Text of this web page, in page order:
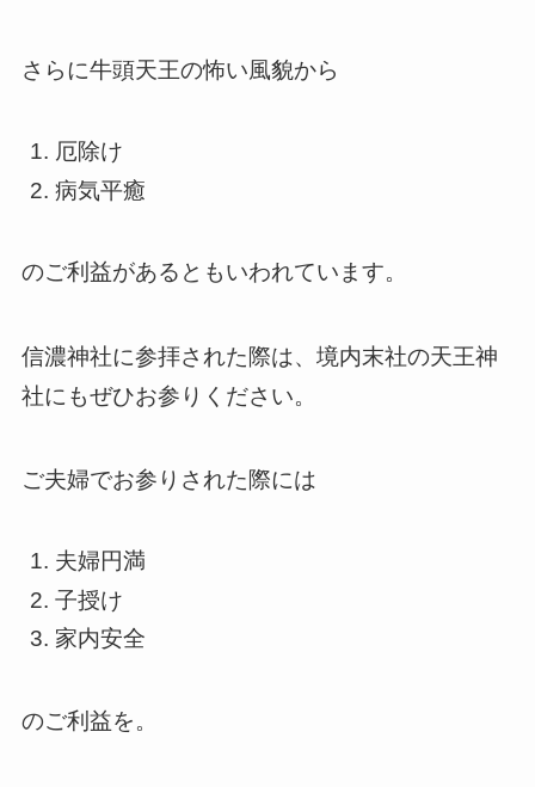
さらに牛頭天王の怖い風貌から
厄除け
病気平癒
のご利益があるともいわれています。
信濃神社に参拝された際は、境内末社の天王神
社にもぜひお参りください。
ご夫婦でお参りされた際には
夫婦円満
子授け
家内安全
のご利益を。